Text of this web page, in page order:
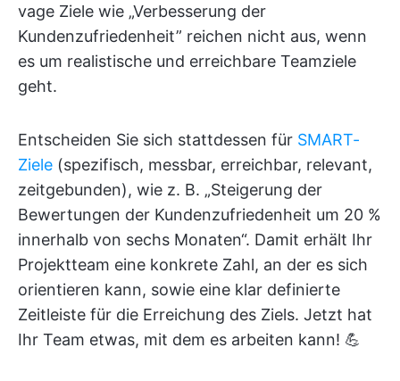
vage Ziele wie „Verbesserung der
Kundenzufriedenheit” reichen nicht aus, wenn
es um realistische und erreichbare Teamziele
geht.
Entscheiden Sie sich stattdessen für SMART-
Ziele (spezifisch, messbar, erreichbar, relevant,
zeitgebunden), wie z. B. „Steigerung der
Bewertungen der Kundenzufriedenheit um 20 %
innerhalb von sechs Monaten“. Damit erhält Ihr
Projektteam eine konkrete Zahl, an der es sich
orientieren kann, sowie eine klar definierte
Zeitleiste für die Erreichung des Ziels. Jetzt hat
Ihr Team etwas, mit dem es arbeiten kann! 💪